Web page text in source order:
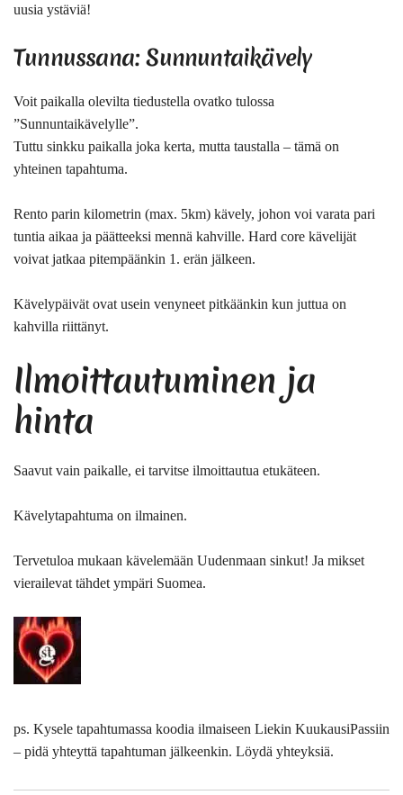
uusia ystäviä!
Tunnussana: Sunnuntaikävely
Voit paikalla olevilta tiedustella ovatko tulossa
”Sunnuntaikävelylle”.
Tuttu sinkku paikalla joka kerta, mutta taustalla – tämä on
yhteinen tapahtuma.
Rento parin kilometrin (max. 5km) kävely, johon voi varata pari
tuntia aikaa ja päätteeksi mennä kahville. Hard core kävelijät
voivat jatkaa pitempäänkin 1. erän jälkeen.
Kävelypäivät ovat usein venyneet pitkäänkin kun juttua on
kahvilla riittänyt.
Ilmoittautuminen ja
hinta
Saavut vain paikalle, ei tarvitse ilmoittautua etukäteen.
Kävelytapahtuma on ilmainen.
Tervetuloa mukaan kävelemään Uudenmaan sinkut! Ja mikset
vierailevat tähdet ympäri Suomea.
ps. Kysele tapahtumassa koodia ilmaiseen Liekin KuukausiPassiin
– pidä yhteyttä tapahtuman jälkeenkin. Löydä yhteyksiä.